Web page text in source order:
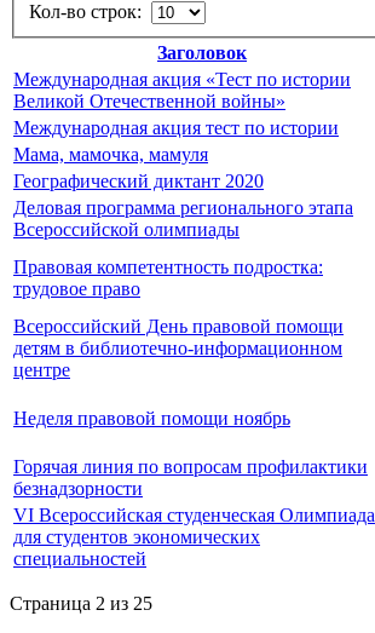
Кол-во строк:
Заголовок
Международная акция «Тест по истории
Великой Отечественной войны»
Международная акция тест по истории
Мама, мамочка, мамуля
Географический диктант 2020
Деловая программа регионального этапа
Всероссийской олимпиады
Правовая компетентность подростка:
трудовое право
Всероссийский День правовой помощи
детям в библиотечно-информационном
центре
Неделя правовой помощи ноябрь
Горячая линия по вопросам профилактики
безнадзорности
VI Всероссийская студенческая Олимпиада
для студентов экономических
специальностей
Страница 2 из 25